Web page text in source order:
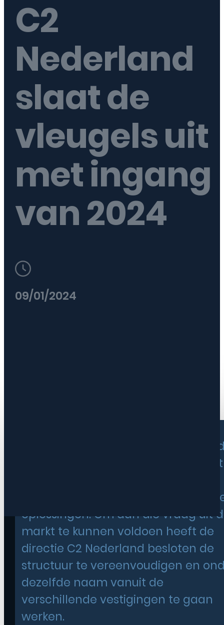
C2
Nederland
slaat de
vleugels uit
met ingang
van 2024
09/01/2024
De engineering en advisering voor
buitenruimte wordt vanuit de markt
om klimaatbestendige en
oplossingen. Om aan die vraag uit
markt te kunnen voldoen heeft de
directie C2 Nederland besloten de
structuur te vereenvoudigen en
dezelfde naam vanuit de
verschillende vestigingen te gaan
werken.